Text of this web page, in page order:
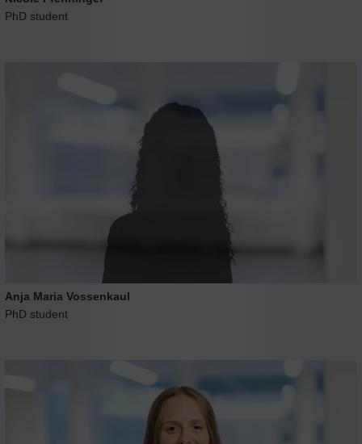
PhD student
Anja Maria Vossenkaul
PhD student